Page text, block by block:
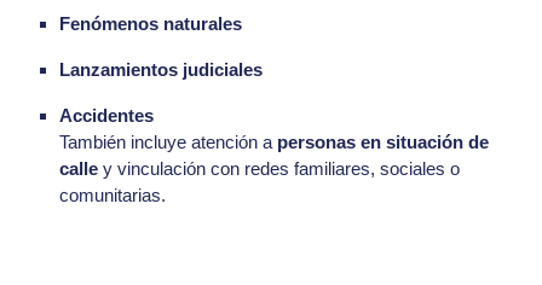
Fenómenos naturales
Lanzamientos judiciales
Accidentes
También incluye atención a personas en situación de
calle y vinculación con redes familiares, sociales o
comunitarias.